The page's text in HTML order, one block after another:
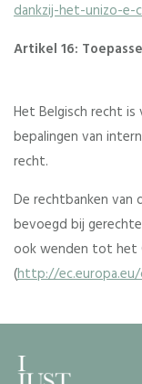
dankzij-het-unizo-e-
Artikel 16:
Het Belgisch recht
bepalingen van
recht.
De rechtbanken van
bevoegd bij
ook wenden tot het
(http://